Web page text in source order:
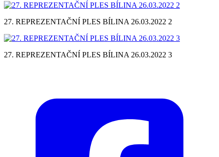
27. REPREZENTAČNÍ PLES BÍLINA 26.03.2022 2
27. REPREZENTAČNÍ PLES BÍLINA 26.03.2022 3